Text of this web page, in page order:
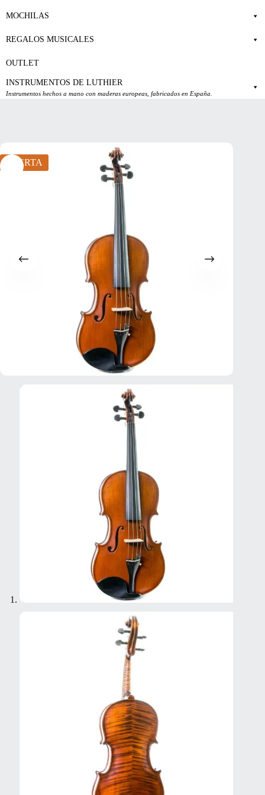
MOCHILAS
REGALOS MUSICALES
OUTLET
INSTRUMENTOS DE LUTHIER
Instrumentos hechos a mano con maderas europeas, fabricados en España.
OFERTA